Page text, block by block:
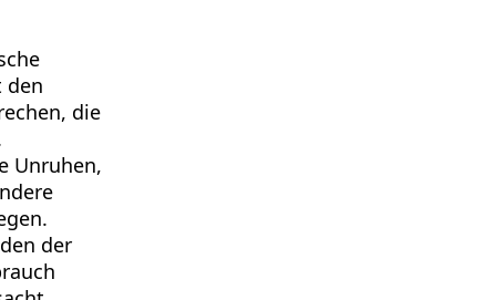
den
die
Unruhen,
der